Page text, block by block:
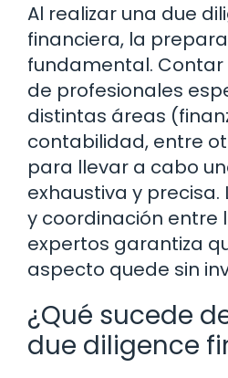
Al realizar una due
financiera, la
fundamental. Contar
de profesionales
distintas áreas
contabilidad, entre
para llevar a cabo
exhaustiva y
y coordinación entre
expertos garantiza
aspecto quede sin
¿Qué sucede
due diligence